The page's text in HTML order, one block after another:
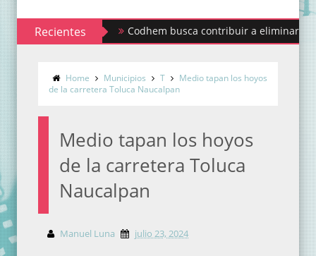
RecientesCodhem busca contribuir a eliminar los
Home Municipios T
Medio tapan los hoyos
de la carretera Toluca Naucalpan
Medio tapan los hoyos
de la carretera Toluca
Naucalpan
Manuel Luna julio 23, 2024